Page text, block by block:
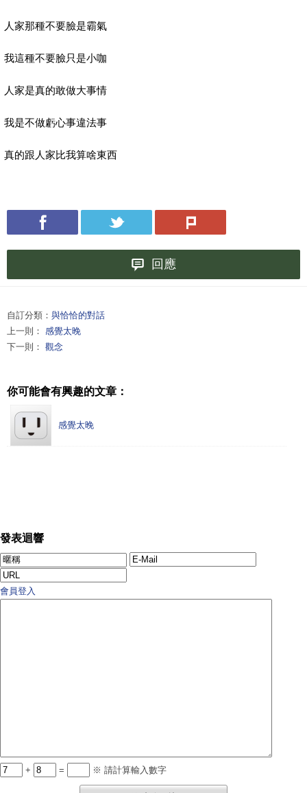
人家那種不要臉是霸氣
我這種不要臉只是小咖
人家是真的敢做大事情
我是不做虧心事違法事
真的跟人家比我算啥東西
回應
自訂分類： 與恰恰的對話
上一則： 感覺太晚
下一則： 觀念
你可能會有興趣的文章：
感覺太晚
發表迴響
會員登入
+ = ※ 請計算輸入數字